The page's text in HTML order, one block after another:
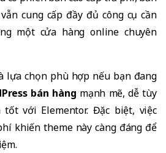
cung cấp đầy đủ công cụ cần
một cửa hàng online chuyên
lựa chọn phù hợp nếu bạn đang
bán hàng mạnh mẽ, dễ tùy
với Elementor. Đặc biệt, việc
khiến theme này càng đáng để